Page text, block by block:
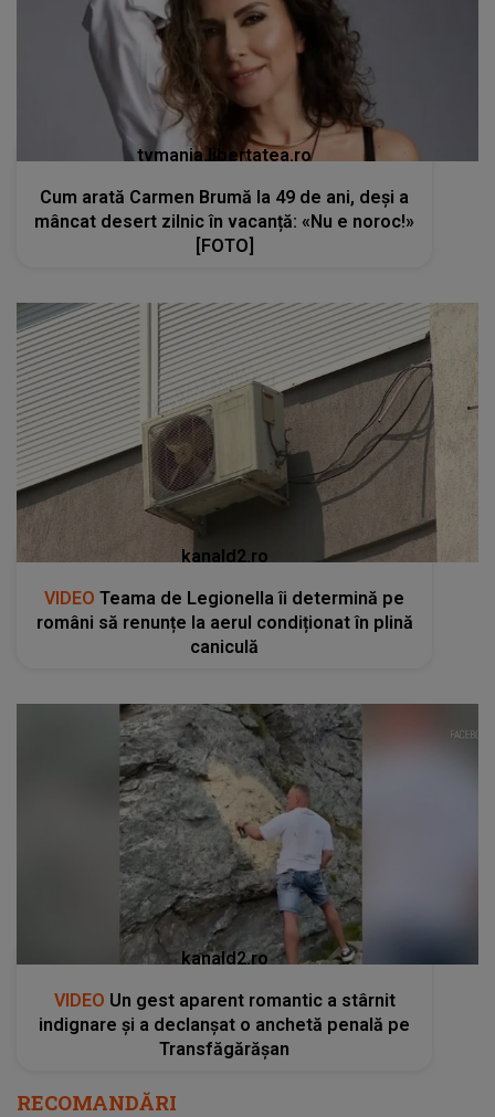
tvmania.libertatea.ro
Cum arată Carmen Brumă la 49 de ani, deși a
mâncat desert zilnic în vacanță: «Nu e noroc!»
[FOTO]
kanald2.ro
VIDEO Teama de Legionella îi determină pe
români să renunțe la aerul condiționat în plină
caniculă
kanald2.ro
VIDEO Un gest aparent romantic a stârnit
indignare și a declanșat o anchetă penală pe
Transfăgărășan
RECOMANDĂRI